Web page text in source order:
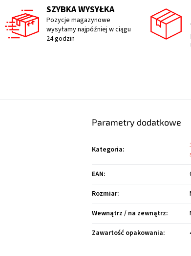
SZYBKA WYSYŁKA
Pozycje magazynowe
wysyłamy najpóźniej w ciągu
24 godzin
Parametry dodatkowe
Kategoria:
EAN:
Rozmiar:
Wewnątrz / na zewnątrz:
Zawartość opakowania: